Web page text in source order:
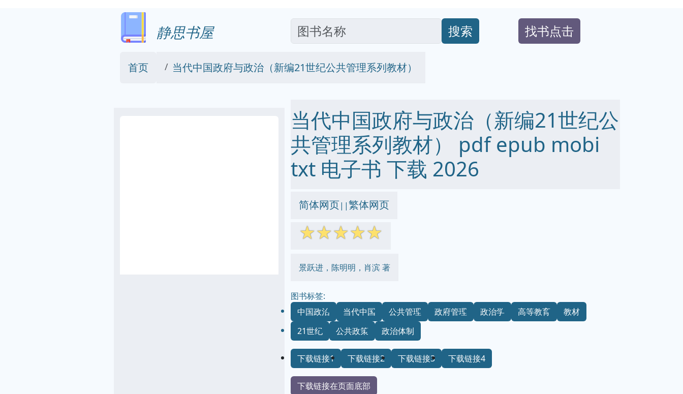
静思书屋 搜索 找书点击
首页 当代中国政府与政治（新编21世纪公共管理系列教材）
当代中国政府与政治（新编21世纪公
共管理系列教材） pdf epub mobi
txt 电子书 下载 2026
简体网页||繁体网页
☆☆☆☆☆
景跃进，陈明明，肖滨 著
图书标签:
中国政治
当代中国 公共管理 政府管理 政治学 高等教育
教材
21世纪
公共政策 政治体制
下载链接1 下载链接2 下载链接3 下载链接4
下载链接在页面底部